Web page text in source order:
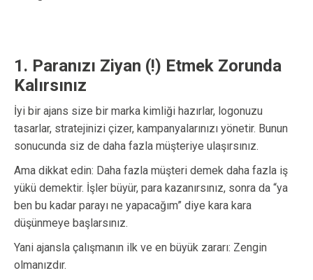
1. Paranızı Ziyan (!) Etmek Zorunda
Kalırsınız
İyi bir ajans size bir marka kimliği hazırlar, logonuzu
tasarlar, stratejinizi çizer, kampanyalarınızı yönetir. Bunun
sonucunda siz de daha fazla müşteriye ulaşırsınız.
Ama dikkat edin: Daha fazla müşteri demek daha fazla iş
yükü demektir. İşler büyür, para kazanırsınız, sonra da “ya
ben bu kadar parayı ne yapacağım” diye kara kara
düşünmeye başlarsınız.
Yani ajansla çalışmanın ilk ve en büyük zararı: Zengin
olmanızdır.